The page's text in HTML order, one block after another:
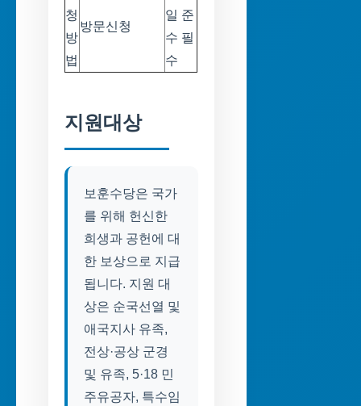
청
방
법
방문신청
일 준
수 필
수
지원대상
보훈수당은 국가
를 위해 헌신한
희생과 공헌에 대
한 보상으로 지급
됩니다. 지원 대
상은 순국선열 및
애국지사 유족,
전상·공상 군경
및 유족, 5·18 민
주유공자, 특수임